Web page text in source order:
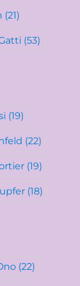
(21)
(53)
(19)
(22)
(19)
(18)
(22)